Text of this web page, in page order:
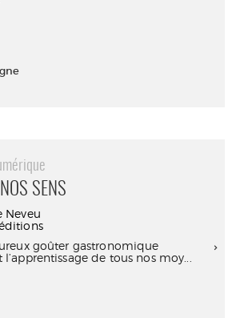
NOS SENS
Neveu
goûter gastronomique
de tous nos moy...